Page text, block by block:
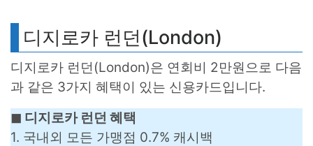
디지로카 런던(London)
디지로카 런던(London)은 연회비 2만원으로 다음
과 같은 3가지 혜택이 있는 신용카드입니다.
◼︎ 디지로카 런던 혜택
1. 국내외 모든 가맹점 0.7% 캐시백